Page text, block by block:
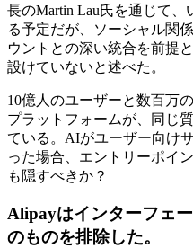
長のMartin Lau氏を通じて
る予定だが、ソーシャル関
ウントとの深い統合を前提
設けていないと述べた。
10億人のユーザーと数百万
プラットフォームが、同じ
ている。AIがユーザー向け
った場合、エントリーポイ
も隠すべきか？
Alipayはインターフェ
のものを排除した。